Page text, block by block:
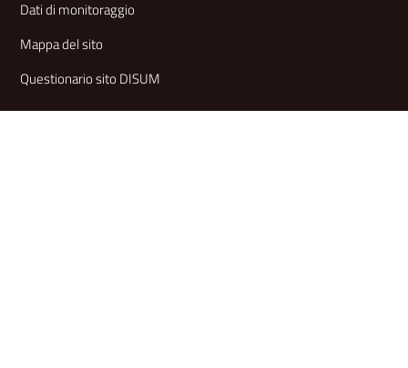
Dati di monitoraggio
Mappa del sito
Questionario sito DISUM